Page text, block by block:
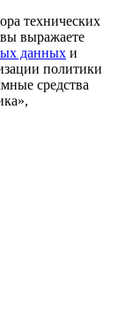
технических
выражаете
данных и
политики
средства